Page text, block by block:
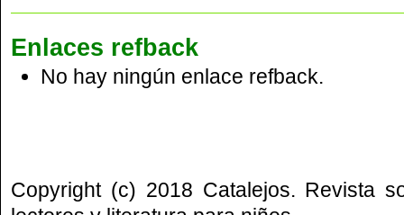
Enlaces refback
No hay ningún enlace refback.
Copyright (c) 2018 Catalejos. Revista